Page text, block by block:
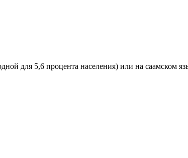
для 5,6 процента населения) или на саамском